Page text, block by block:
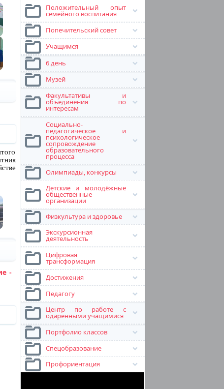
Положительный опыт
семейного воспитания
Попечительский совет
Учащимся
6 день
Музей
Факультативы и
объединения по
интересам
Социально-
педагогическое и
психологическое
сопровождение
образовательного
процесса
Олимпиады, конкурсы
Детские и молодёжные
общественные
организации
Физкультура и здоровье
Экскурсионная
деятельность
Цифровая
трансформация
Достижения
Педагогу
Центр по работе с
одарёнными учащимися
Портфолио классов
Спецобразование
Профориентация
-